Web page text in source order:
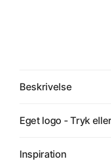
Beskrivelse
Eget logo - Tryk
Inspiration